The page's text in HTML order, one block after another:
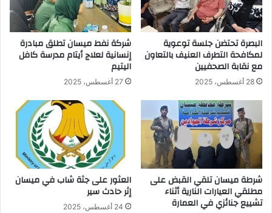
البصرة تحتضن جلسة توعوية
لمكافحة التطرف العنيف بالتعاون
مع نقابة الصحفيين
28 أغسطس، 2025
شركة نفط ميسان تطلق مبادرة
إنسانية لعلاج أيتام مدرسة كافل
اليتيم
27 أغسطس، 2025
شرطة ميسان تلقي القبض على
مطلقي العيارات النارية أثناء
تشييع جنائزي في العمارة
العثور على جثة شاب في ميسان
إثر حادث سير
24 أغسطس، 2025